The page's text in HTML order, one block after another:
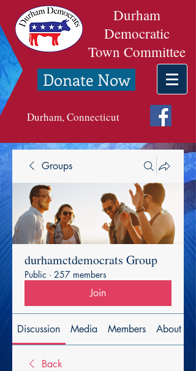
Durham
Democratic
Town Committee
Donate Now
Durham, Connecticut
Groups
durhamctdemocrats Group
Public · 257 members
Join
Discussion Media Members About
Back